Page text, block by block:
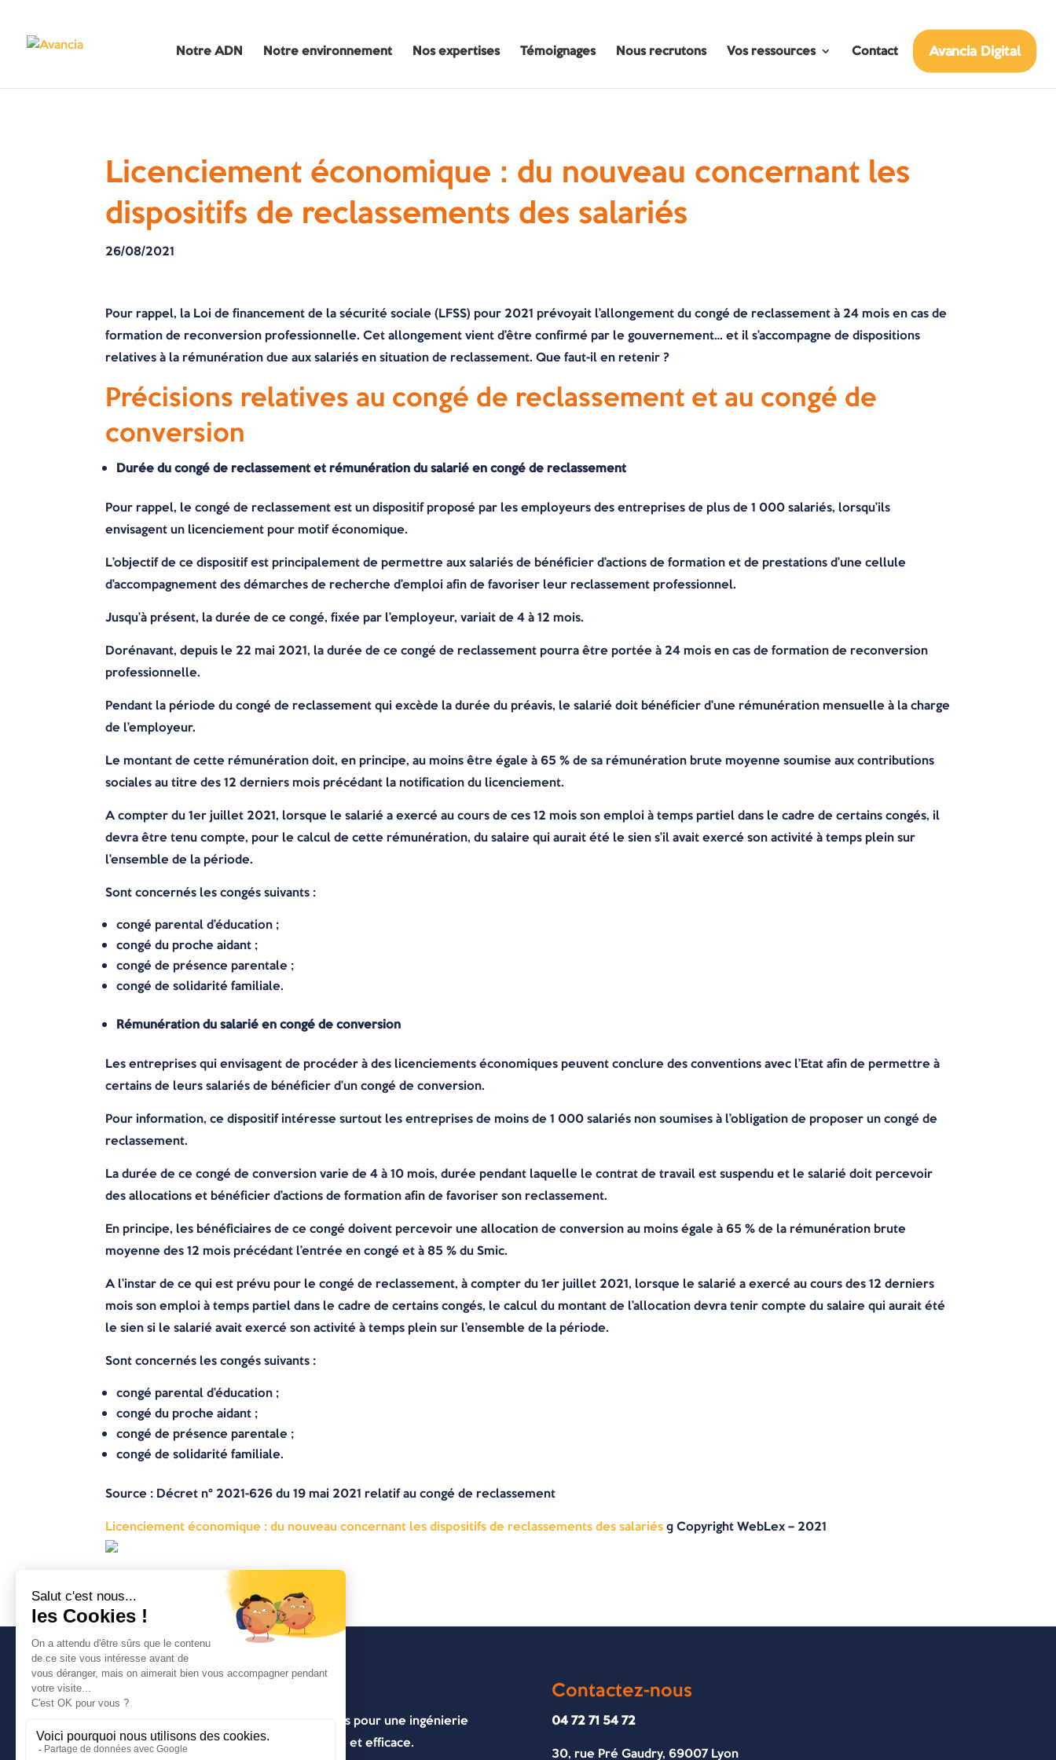
Notre ADN Notre environnement Nos expertises Témoignages Nous recrutons Vos ressources Contact Avancia Digital
Licenciement économique : du nouveau concernant les
dispositifs de reclassements des salariés
26/08/2021
Pour rappel, la Loi de financement de la sécurité sociale (LFSS) pour 2021 prévoyait l’allongement du congé de reclassement à 24 mois en cas de
formation de reconversion professionnelle. Cet allongement vient d’être confirmé par le gouvernement… et il s’accompagne de dispositions
relatives à la rémunération due aux salariés en situation de reclassement. Que faut-il en retenir ?
Précisions relatives au congé de reclassement et au congé de
conversion
Durée du congé de reclassement et rémunération du salarié en congé de reclassement
Pour rappel, le congé de reclassement est un dispositif proposé par les employeurs des entreprises de plus de 1 000 salariés, lorsqu’ils
envisagent un licenciement pour motif économique.
L’objectif de ce dispositif est principalement de permettre aux salariés de bénéficier d’actions de formation et de prestations d’une cellule
d’accompagnement des démarches de recherche d’emploi afin de favoriser leur reclassement professionnel.
Jusqu’à présent, la durée de ce congé, fixée par l’employeur, variait de 4 à 12 mois.
Dorénavant, depuis le 22 mai 2021, la durée de ce congé de reclassement pourra être portée à 24 mois en cas de formation de reconversion
professionnelle.
Pendant la période du congé de reclassement qui excède la durée du préavis, le salarié doit bénéficier d’une rémunération mensuelle à la charge
de l’employeur.
Le montant de cette rémunération doit, en principe, au moins être égale à 65 % de sa rémunération brute moyenne soumise aux contributions
sociales au titre des 12 derniers mois précédant la notification du licenciement.
A compter du 1er juillet 2021, lorsque le salarié a exercé au cours de ces 12 mois son emploi à temps partiel dans le cadre de certains congés, il
devra être tenu compte, pour le calcul de cette rémunération, du salaire qui aurait été le sien s’il avait exercé son activité à temps plein sur
l’ensemble de la période.
Sont concernés les congés suivants :
congé parental d’éducation ;
congé du proche aidant ;
congé de présence parentale ;
congé de solidarité familiale.
Rémunération du salarié en congé de conversion
Les entreprises qui envisagent de procéder à des licenciements économiques peuvent conclure des conventions avec l’Etat afin de permettre à
certains de leurs salariés de bénéficier d’un congé de conversion.
Pour information, ce dispositif intéresse surtout les entreprises de moins de 1 000 salariés non soumises à l’obligation de proposer un congé de
reclassement.
La durée de ce congé de conversion varie de 4 à 10 mois, durée pendant laquelle le contrat de travail est suspendu et le salarié doit percevoir
des allocations et bénéficier d’actions de formation afin de favoriser son reclassement.
En principe, les bénéficiaires de ce congé doivent percevoir une allocation de conversion au moins égale à 65 % de la rémunération brute
moyenne des 12 mois précédant l’entrée en congé et à 85 % du Smic.
A l’instar de ce qui est prévu pour le congé de reclassement, à compter du 1er juillet 2021, lorsque le salarié a exercé au cours des 12 derniers
mois son emploi à temps partiel dans le cadre de certains congés, le calcul du montant de l’allocation devra tenir compte du salaire qui aurait été
le sien si le salarié avait exercé son activité à temps plein sur l’ensemble de la période.
Sont concernés les congés suivants :
congé parental d’éducation ;
congé du proche aidant ;
congé de présence parentale ;
congé de solidarité familiale.
Source : Décret n° 2021-626 du 19 mai 2021 relatif au congé de reclassement
Licenciement économique : du nouveau concernant les dispositifs de reclassements des salariés© Copyright WebLex – 2021
Un cabinet d’expertise comptable lyonnais pour une ingénierie
entrepreneuriale pragmatique, innovante et efficace.
Contactez-nous
04 72 71 54 72
30, rue Pré Gaudry, 69007 Lyon